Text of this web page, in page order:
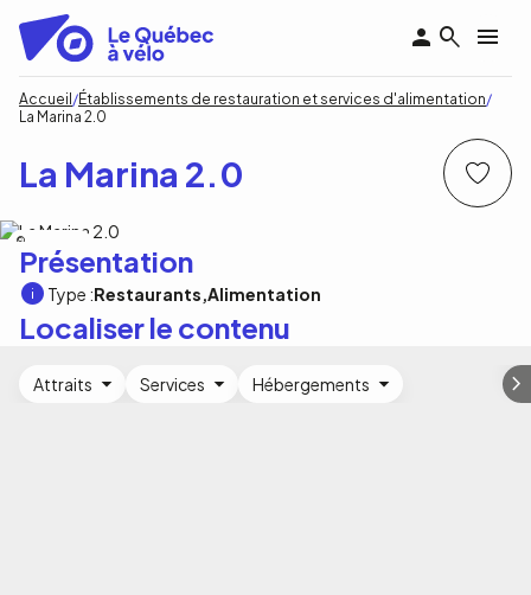
contenu
principal
Fil
Accueil
Établissements de restauration et services d'alimentation
La Marina 2.0
La Marina 2.0
Présentation
Type :Restaurants Alimentation
Localiser le contenu
Attraits Services Hébergements